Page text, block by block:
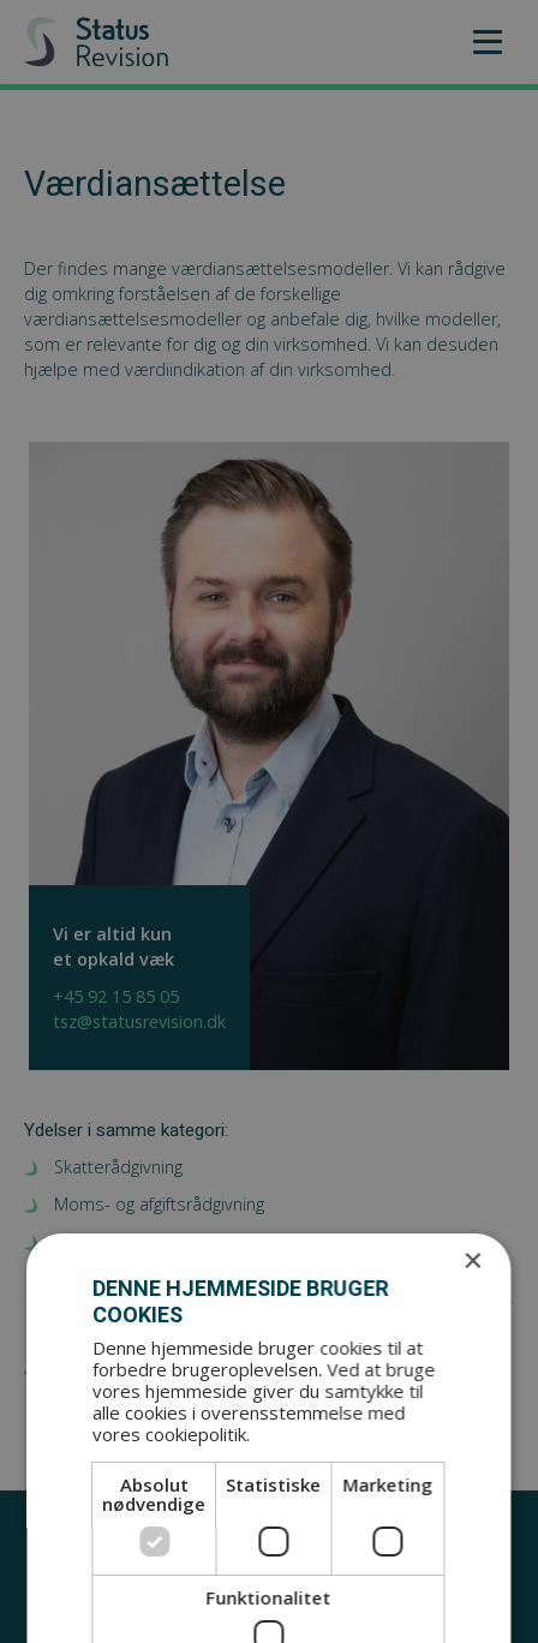
Værdiansættelse
Der findes mange værdiansættelsesmodeller. Vi kan rådgive
dig omkring forståelsen af de forskellige
værdiansættelsesmodeller og anbefale dig, hvilke modeller,
som er relevante for dig og din virksomhed. Vi kan desuden
hjælpe med værdiindikation af din virksomhed.
Vi er altid kun
et opkald væk
+45 92 15 85 05
tsz@statusrevision.dk
Ydelser i samme kategori:
Skatterådgivning
Moms- og afgiftsrådgivning
Iværksætteri
Tilbage til rådgivning
Hvad kan vi hjælpe dig med?
×
DENNE HJEMMESIDE BRUGER
COOKIES
Denne hjemmeside bruger cookies til at
forbedre brugeroplevelsen. Ved at bruge
vores hjemmeside giver du samtykke til
alle cookies i overensstemmelse med
vores cookiepolitik.
Absolut
nødvendige
Statistiske Marketing
Funktionalitet